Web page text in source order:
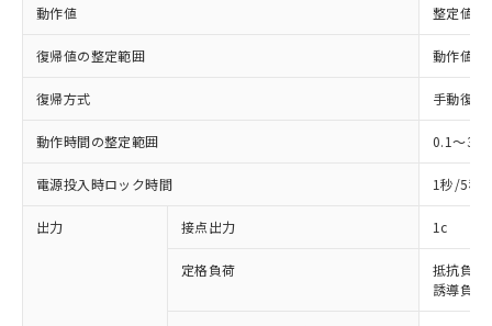
動作値 整定値
復帰値の整定範囲 動作値
復帰方式 手動復
動作時間の整定範囲 0.1～30
電源投入時ロック時間 1秒/5秒(
出力 接点出力 1c
定格負荷
抵抗負荷
誘導負荷